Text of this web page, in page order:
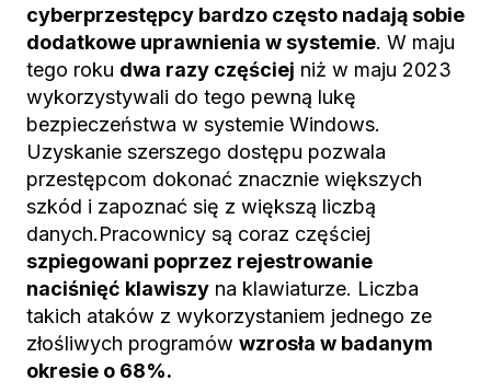
cyberprzestępcy bardzo często nadają sobie
dodatkowe uprawnienia w systemie. W maju
tego roku dwa razy częściej niż w maju 2023
wykorzystywali do tego pewną lukę
bezpieczeństwa w systemie Windows.
Uzyskanie szerszego dostępu pozwala
przestępcom dokonać znacznie większych
szkód i zapoznać się z większą liczbą
danych.Pracownicy są coraz częściej
szpiegowani poprzez rejestrowanie
naciśnięć klawiszy na klawiaturze. Liczba
takich ataków z wykorzystaniem jednego ze
złośliwych programów wzrosła w badanym
okresie o 68%.